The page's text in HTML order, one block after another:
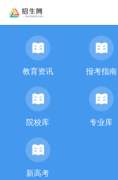
教育资讯 报考指南
院校库 专业库
新高考